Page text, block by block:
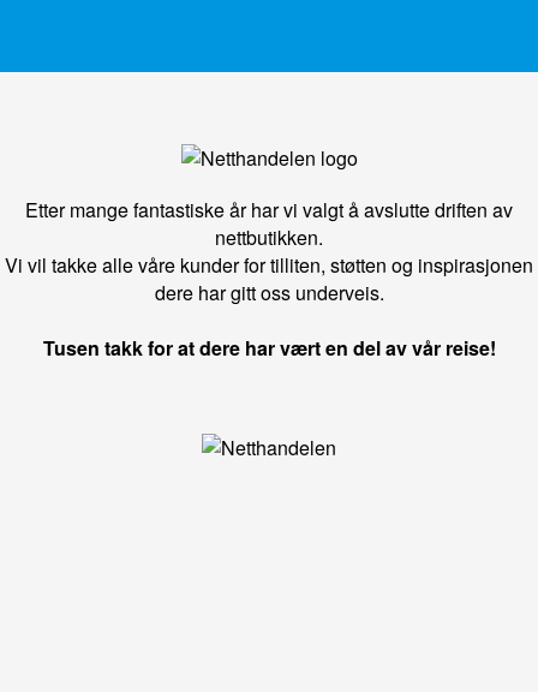
Etter mange fantastiske år har vi valgt å avslutte driften av
nettbutikken.
Vi vil takke alle våre kunder for tilliten, støtten og inspirasjonen
dere har gitt oss underveis.
Tusen takk for at dere har vært en del av vår reise!